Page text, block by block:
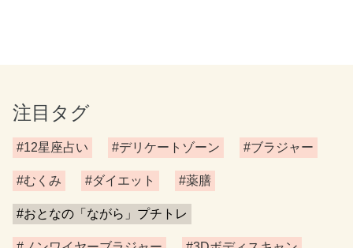
注目タグ
#12星座占い #デリケートゾーン #ブラジャー
#むくみ #ダイエット #薬膳
#おとなの「ながら」プチトレ